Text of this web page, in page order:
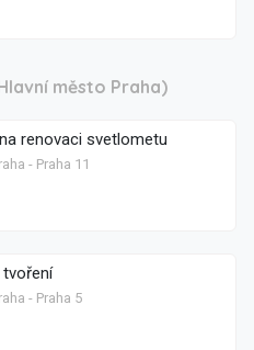
město Praha)
renovaci svetlometu
- Praha 11
tvoření
- Praha 5